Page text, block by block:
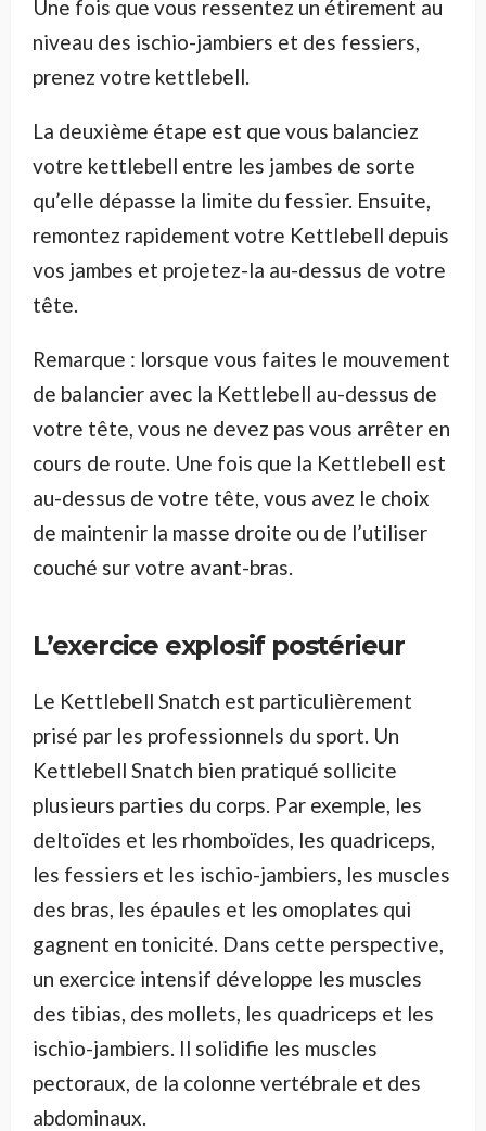
Une fois que vous ressentez un étirement au
niveau des ischio-jambiers et des fessiers,
prenez votre kettlebell.
La deuxième étape est que vous balanciez
votre kettlebell entre les jambes de sorte
qu’elle dépasse la limite du fessier. Ensuite,
remontez rapidement votre Kettlebell depuis
vos jambes et projetez-la au-dessus de votre
tête.
Remarque : lorsque vous faites le mouvement
de balancier avec la Kettlebell au-dessus de
votre tête, vous ne devez pas vous arrêter en
cours de route. Une fois que la Kettlebell est
au-dessus de votre tête, vous avez le choix
de maintenir la masse droite ou de l’utiliser
couché sur votre avant-bras.
L’exercice explosif postérieur
Le Kettlebell Snatch est particulièrement
prisé par les professionnels du sport. Un
Kettlebell Snatch bien pratiqué sollicite
plusieurs parties du corps. Par exemple, les
deltoïdes et les rhomboïdes, les quadriceps,
les fessiers et les ischio-jambiers, les muscles
des bras, les épaules et les omoplates qui
gagnent en tonicité. Dans cette perspective,
un exercice intensif développe les muscles
des tibias, des mollets, les quadriceps et les
ischio-jambiers. Il solidifie les muscles
pectoraux, de la colonne vertébrale et des
abdominaux.